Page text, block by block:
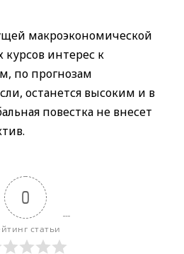
макроэкономической
интерес к
по прогнозам
останется высоким и в
повестка не внесет
0
статьи